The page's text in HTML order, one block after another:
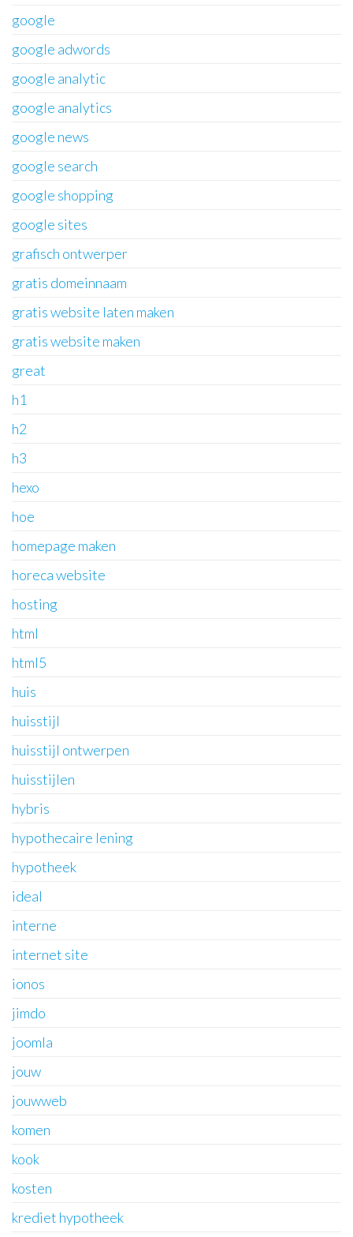
google
google adwords
google analytic
google analytics
google news
google search
google shopping
google sites
grafisch ontwerper
gratis domeinnaam
gratis website laten maken
gratis website maken
great
h1
h2
h3
hexo
hoe
homepage maken
horeca website
hosting
html
html5
huis
huisstijl
huisstijl ontwerpen
huisstijlen
hybris
hypothecaire lening
hypotheek
ideal
interne
internet site
ionos
jimdo
joomla
jouw
jouwweb
komen
kook
kosten
krediet hypotheek